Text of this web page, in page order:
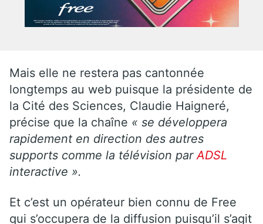
Mais elle ne restera pas cantonnée
longtemps au web puisque la présidente de
la Cité des Sciences, Claudie Haigneré,
précise que la chaîne « se développera
rapidement en direction des autres
supports comme la télévision parADSL
interactive ».
Et c’est un opérateur bien connu de Free
qui s’occupera de la diffusion puisqu’il s’agit